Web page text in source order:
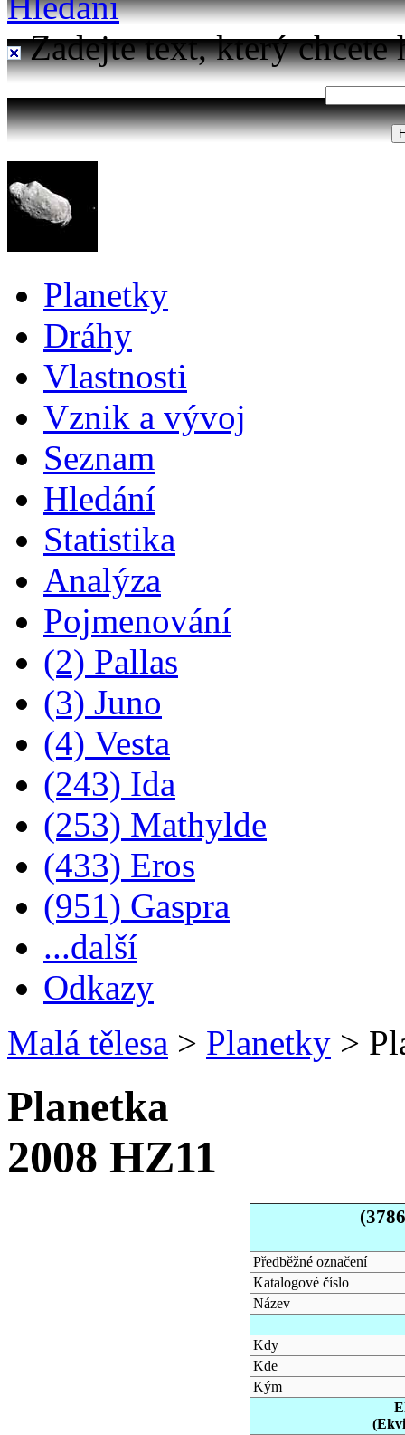
Zadejte text, který chcete
Planetky
Dráhy
Vlastnosti
Vznik a vývoj
Seznam
Hledání
Statistika
Analýza
Pojmenování
(2) Pallas
(3) Juno
(4) Vesta
(243) Ida
(253) Mathylde
(433) Eros
(951) Gaspra
...další
Odkazy
Malá tělesa > Planetky >
Planetka
2008 HZ11
Předběžné označení
Katalogové číslo
Název
Kdy
Kde
Kým